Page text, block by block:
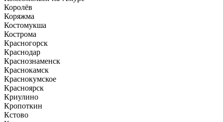
Королёв
Коряжма
Костомукша
Кострома
Красногорск
Краснодар
Краснознаменск
Краснокамск
Краснокумское
Красноярск
Криулино
Кропоткин
Кстово